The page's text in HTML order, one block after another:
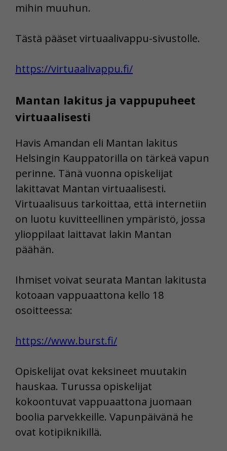
mihin muuhun.
Tästä pääset virtuaalivappu-sivustolle.
https://virtuaalivappu.fi/
Mantan lakitus ja vappupuheet
virtuaalisesti
Havis Amandan eli Mantan lakitus
Helsingin Kauppatorilla on tärkeä vapun
perinne. Tänä vuonna opiskelijat
lakittavat Mantan virtuaalisesti.
Virtuaalisuus tarkoittaa, että internetiin
on luotu kuvitteellinen ympäristö, jossa
ylioppilaat laittavat lakin Mantan
päähän.
Ihmiset voivat seurata Mantan lakitusta
kotoaan vappuaattona kello 18
osoitteessa:
https://www.burst.fi/
Opiskelijat ovat keksineet muutakin
hauskaa. Turussa opiskelijat
kokoontuvat vappuaattona juomaan
boolia parvekkeille. Vapunpäivänä he
ovat kotipiknikillä.